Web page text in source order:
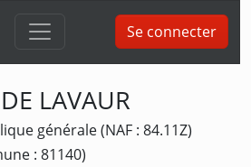
Se connecter
LAVAUR
générale (NAF : 84.11Z)
: 81140)